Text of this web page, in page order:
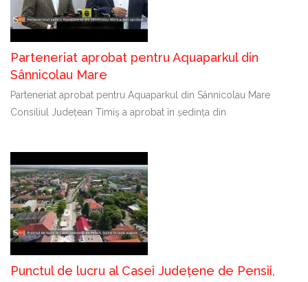
Parteneriat aprobat pentru Aquaparkul din
Sânnicolau Mare
Parteneriat aprobat pentru Aquaparkul din Sânnicolau Mare
Consiliul Județean Timiș a aprobat în ședința din
Punctul de lucru al Casei Județene de Pensii,